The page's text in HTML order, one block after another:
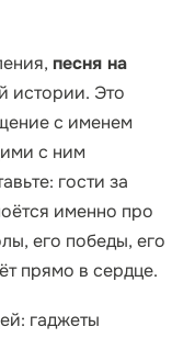
песня на
истории. Это
с именем
с ним
гости за
именно про
его победы, его
прямо в сердце.
гаджеты